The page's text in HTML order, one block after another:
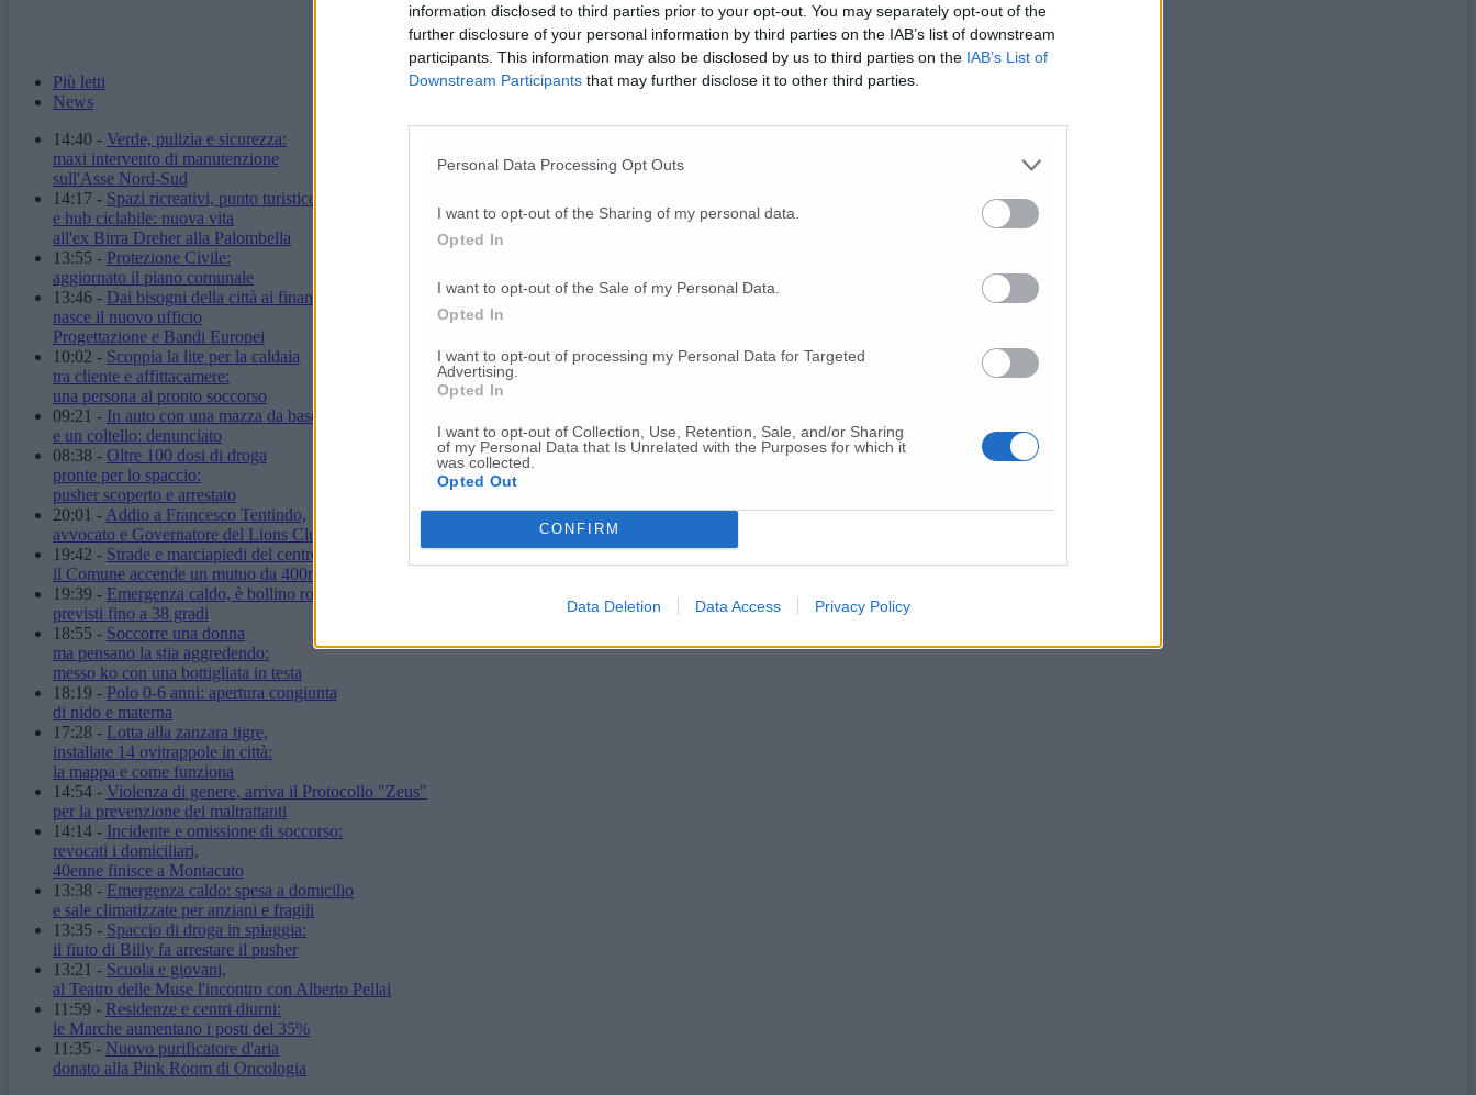
information disclosed to third parties prior to your opt-out. You may separately opt-out of the
further disclosure of your personal information by third parties on the IAB’s list of downstream
participants. This information may also be disclosed by us to third parties on the IAB’s List of
Downstream Participants that may further disclose it to other third parties.
Personal Data Processing Opt Outs
I want to opt-out of the Sharing of my personal data.
Opted In
I want to opt-out of the Sale of my Personal Data.
Opted In
I want to opt-out of processing my Personal Data for Targeted
Advertising.
Opted In
I want to opt-out of Collection, Use, Retention, Sale, and/or Sharing
of my Personal Data that Is Unrelated with the Purposes for which it
was collected.
Opted Out
CONFIRM
Data Deletion Data Access Privacy Policy
Più letti
News
14:40 - Verde, pulizia e sicurezza:
maxi intervento di manutenzione
sull'Asse Nord-Sud
14:17 - Spazi ricreativi, punto turistico
e hub ciclabile: nuova vita
all'ex Birra Dreher alla Palombella
13:55 - Protezione Civile:
aggiornato il piano comunale
13:46 - Dai bisogni della città ai finanziamenti:
nasce il nuovo ufficio
Progettazione e Bandi Europei
10:02 - Scoppia la lite per la caldaia
tra cliente e affittacamere:
una persona al pronto soccorso
09:21 - In auto con una mazza da baseball
e un coltello: denunciato
08:38 - Oltre 100 dosi di droga
pronte per lo spaccio:
pusher scoperto e arrestato
20:01 - Addio a Francesco Tentindo,
avvocato e Governatore del Lions Club
19:42 - Strade e marciapiedi del centro:
il Comune accende un mutuo da 400mila euro
19:39 - Emergenza caldo, è bollino rosso:
previsti fino a 38 gradi
18:55 - Soccorre una donna
ma pensano la stia aggredendo:
messo ko con una bottigliata in testa
18:19 - Polo 0-6 anni: apertura congiunta
di nido e materna
17:28 - Lotta alla zanzara tigre,
installate 14 ovitrappole in città:
la mappa e come funziona
14:54 - Violenza di genere, arriva il Protocollo "Zeus"
per la prevenzione dei maltrattanti
14:14 - Incidente e omissione di soccorso:
revocati i domiciliari,
40enne finisce a Montacuto
13:38 - Emergenza caldo: spesa a domicilio
e sale climatizzate per anziani e fragili
13:35 - Spaccio di droga in spiaggia:
il fiuto di Billy fa arrestare il pusher
13:21 - Scuola e giovani,
al Teatro delle Muse l'incontro con Alberto Pellai
11:59 - Residenze e centri diurni:
le Marche aumentano i posti del 35%
11:35 - Nuovo purificatore d'aria
donato alla Pink Room di Oncologia